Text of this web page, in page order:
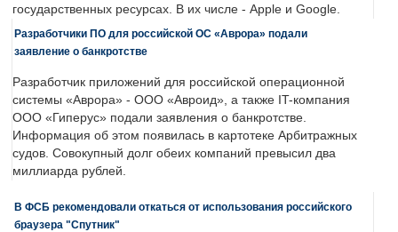
государственных ресурсах. В их числе - Apple и Google.
Разработчики ПО для российской ОС «Аврора» подали
заявление о банкротстве
Разработчик приложений для российской операционной
системы «Аврора» - ООО «Авроид», а также IT-компания
ООО «Гиперус» подали заявления о банкротстве.
Информация об этом появилась в картотеке Арбитражных
судов. Совокупный долг обеих компаний превысил два
миллиарда рублей.
В ФСБ рекомендовали откаться от использования российского
браузера "Спутник"